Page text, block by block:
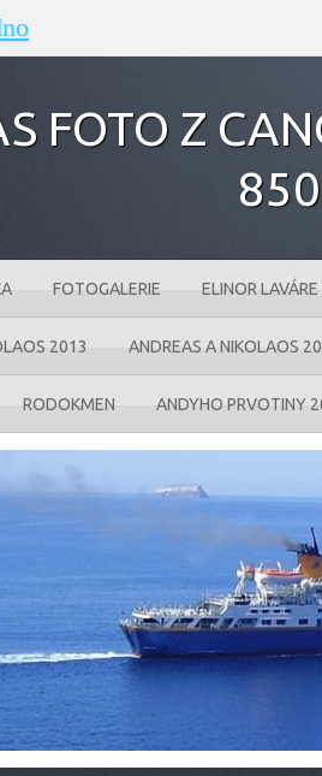
FOTO Z
FOTOGALERIE ELINOR
2013 ANDREAS A NIKOLAOS
RODOKMEN ANDYHO PRVOTINY